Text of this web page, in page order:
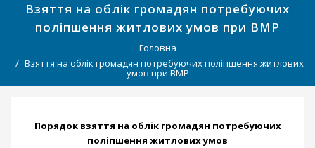
Взяття на облік громадян потребуючих
поліпшення житлових умов при ВМР
Головна
Взяття на облік громадян потребуючих поліпшення житлових
умов при ВМР
Порядок взяття на облік громадян потребуючих
поліпшення житлових умов